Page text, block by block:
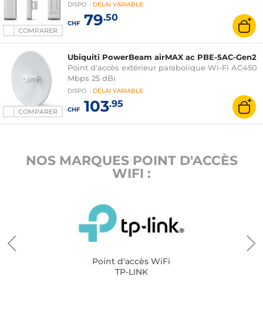
COMPARER
DISPO : DÉLAI VARIABLE
CHF79.50
COMPARER
Ubiquiti PowerBeam airMAX ac PBE-5AC-Gen2
Point d'accès extérieur parabolique Wi-Fi AC450
Mbps 25 dBi
DISPO : DÉLAI VARIABLE
CHF103.95
NOS MARQUES POINT D'ACCÈS
WIFI :
Point d'accès WiFi
TP-LINK